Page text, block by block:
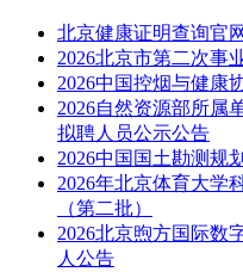
北京健康证明查询官
2026北京市第二次事
2026中国控烟与健康
2026自然资源部所属
拟聘人员公示公告
2026中国国土勘测规
2026年北京体育大学
（第二批）
2026北京煦方国际数
人公告